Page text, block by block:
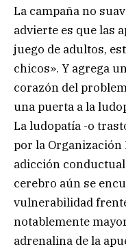
La campaña no
advierte es que las
juego de adultos,
chicos». Y agrega
corazón del
una puerta a la
La ludopatía -o
por la Organización
adicción
cerebro aún se
vulnerabilidad
notablemente
adrenalina de la